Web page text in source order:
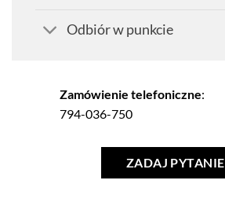
Odbiór w punkcie
Zamówienie telefoniczne:
794-036-750
ZADAJ PYTANIE